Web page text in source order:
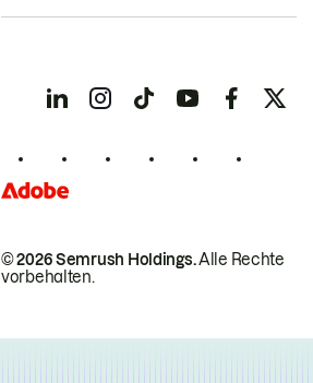
© 2026 Semrush Holdings.Alle Rechte
vorbehalten.